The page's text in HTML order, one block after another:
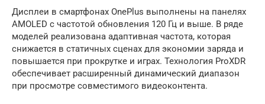
Дисплеи в смартфонах OnePlus выполнены на панелях
AMOLED с частотой обновления 120 Гц и выше. В ряде
моделей реализована адаптивная частота, которая
снижается в статичных сценах для экономии заряда и
повышается при прокрутке и играх. Технология ProXDR
обеспечивает расширенный динамический диапазон
при просмотре совместимого видеоконтента.